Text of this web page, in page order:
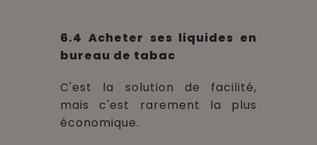
6.4 Acheter ses liquides en
bureau de tabac
C'est la solution de facilité,
mais c'est rarement la plus
économique.